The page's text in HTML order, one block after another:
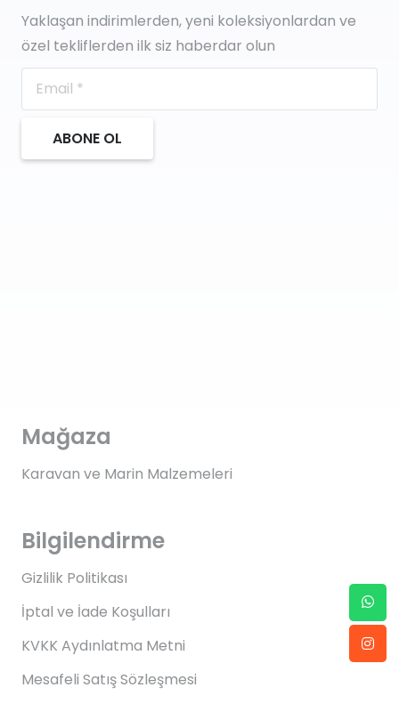
Yaklaşan indirimlerden, yeni koleksiyonlardan ve
özel tekliflerden ilk siz haberdar olun
ABONE OL
Mağaza
Karavan ve Marin Malzemeleri
Bilgilendirme
Gizlilik Politikası
İptal ve İade Koşulları
KVKK Aydınlatma Metni
Mesafeli Satış Sözleşmesi